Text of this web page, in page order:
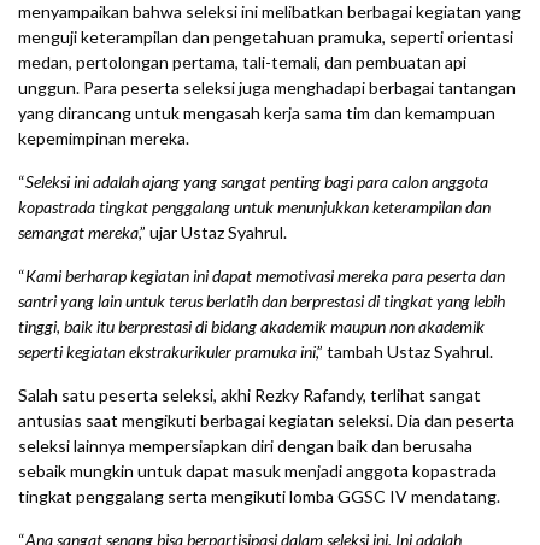
menyampaikan bahwa seleksi ini melibatkan berbagai kegiatan yang
menguji keterampilan dan pengetahuan pramuka, seperti orientasi
medan, pertolongan pertama, tali-temali, dan pembuatan api
unggun. Para peserta seleksi juga menghadapi berbagai tantangan
yang dirancang untuk mengasah kerja sama tim dan kemampuan
kepemimpinan mereka.
“Seleksi ini adalah ajang yang sangat penting bagi para calon anggota
kopastrada tingkat penggalang untuk menunjukkan keterampilan dan
semangat mereka,” ujar Ustaz Syahrul.
“Kami berharap kegiatan ini dapat memotivasi mereka para peserta dan
santri yang lain untuk terus berlatih dan berprestasi di tingkat yang lebih
tinggi, baik itu berprestasi di bidang akademik maupun non akademik
seperti kegiatan ekstrakurikuler pramuka ini,” tambah Ustaz Syahrul.
Salah satu peserta seleksi, akhi Rezky Rafandy, terlihat sangat
antusias saat mengikuti berbagai kegiatan seleksi. Dia dan peserta
seleksi lainnya mempersiapkan diri dengan baik dan berusaha
sebaik mungkin untuk dapat masuk menjadi anggota kopastrada
tingkat penggalang serta mengikuti lomba GGSC IV mendatang.
“Ana sangat senang bisa berpartisipasi dalam seleksi ini. Ini adalah